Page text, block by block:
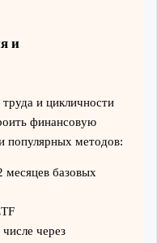
и
и цикличности
финансовую
популярных методов:
месяцев базовых
через